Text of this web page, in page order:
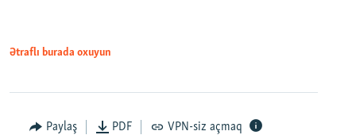
Auto 240p 360p 480p
Ətraflı burada oxuyun
Paylaş PDF VPN-siz açmaq